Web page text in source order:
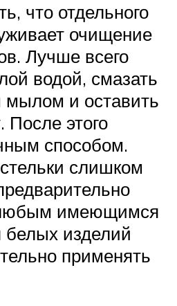
что отдельного
очищение
Лучше всего
водой, смазать
мылом и оставить
этого
способом.
слишком
имеющимся
изделий
применять